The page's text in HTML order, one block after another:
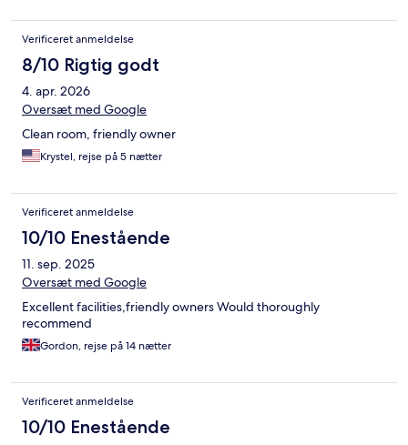
Verificeret anmeldelse
8/10 Rigtig godt
4. apr. 2026
Oversæt med Google
Clean room, friendly owner
Krystel, rejse på 5 nætter
Verificeret anmeldelse
10/10 Enestående
11. sep. 2025
Oversæt med Google
Excellent facilities,friendly owners Would thoroughly
recommend
Gordon, rejse på 14 nætter
Verificeret anmeldelse
10/10 Enestående